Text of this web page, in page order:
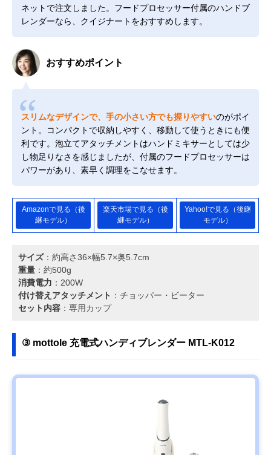
ネットで注文しました。フードプロセッサー付属のハンドブ
レンダーなら、クイジナートをおすすめします。
おすすめポイント
スリムなデザインで、手の小さい方でも握りやすいのがポイ
ント。コンパクトで収納しやすく、移動して使うときにも便
利です。泡立てアタッチメントはハンドミキサーとしては少
し物足りなさを感じましたが、付属のフードプロセッサーは
パワーがあり、素早く調理をこなせます。
Amazonで見る（後
継モデル）
楽天市場で見る（後
継モデル）
Yahoo!で見る（後継
モデル）
サイズ：約高さ36×幅5.7×奥5.7cm
重量 ：約500g
消費電力 ：200W
付け替えアタッチメント ：チョッパー・ビーター
セット内容 ：専用カップ
③ mottole 充電式ハンディブレンダー MTL-K012